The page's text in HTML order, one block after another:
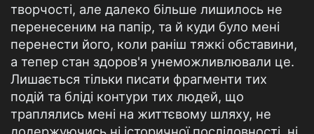
творчості, але далеко більше лишилось не
перенесеним на папір, та й куди було мені
перенести його, коли раніш тяжкі обставини,
а тепер стан здоров'я унеможливлювали це.
Лишається тільки писати фрагменти тих
подій та бліді контури тих людей, що
траплялись мені на життєвому шляху, не